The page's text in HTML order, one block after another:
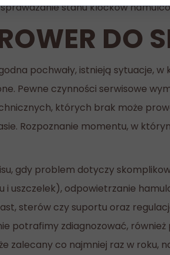
stanu klocków
DO
pochwały, istnieją sytuacje,
Pewne czynności serwisowe
których brak może
Rozpoznanie momentu, w
gdy problem dotyczy
uszczelek), odpowietrzanie
sterów czy suportu oraz
potrafimy zdiagnozować, również
zalecany co najmniej raz w roku,